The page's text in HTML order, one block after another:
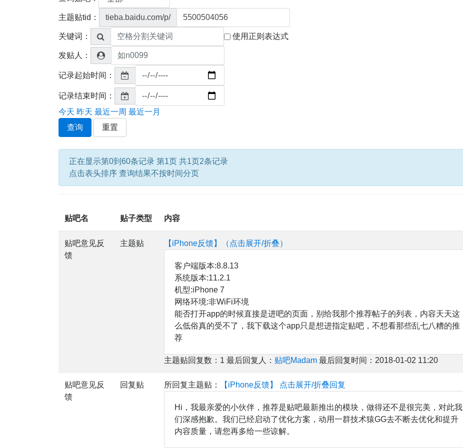
主题贴tid： tieba.baidu.com/p/
关键词： 使用正则表达式
发贴人：
记录起始时间：
记录结束时间：
今天 昨天 最近一周 最近一月
查询
重置
正在显示第0到60条记录 第1页 共1页2条记录
点击表头排序 查询结果不按时间分页
贴吧名 贴子类型 内容
贴吧意见反
馈
主题贴 【iPhone反馈】（点击展开/折叠）
客户端版本:8.8.13
系统版本:11.2.1
机型:iPhone 7
网络环境:非WiFi环境
能否打开app的时候直接是进吧的页面，别给我那个推荐帖子的列表，内容天天这
么低俗真的受不了，我下载这个app只是想进指定贴吧，不想看那些乱七八糟的推
荐
主题贴回复数：1 最后回复人： 贴吧Madam 最后回复时间：2018-01-02 11:20
贴吧意见反
馈
回复贴 所回复主题贴： 【iPhone反馈】 点击展开/折叠回复
Hi，我最亲爱的小伙伴，推荐是贴吧最新推出的模块，做得还不是很完美，对此我
们深感抱歉。我们已经启动了优化方案，动用一群技术猿GG去不断去优化和提升
内容质量，请您再多给一些谅解。